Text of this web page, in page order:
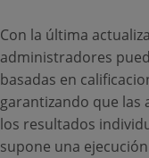
Con la última
administradores
basadas en
garantizando que las
los resultados
supone una